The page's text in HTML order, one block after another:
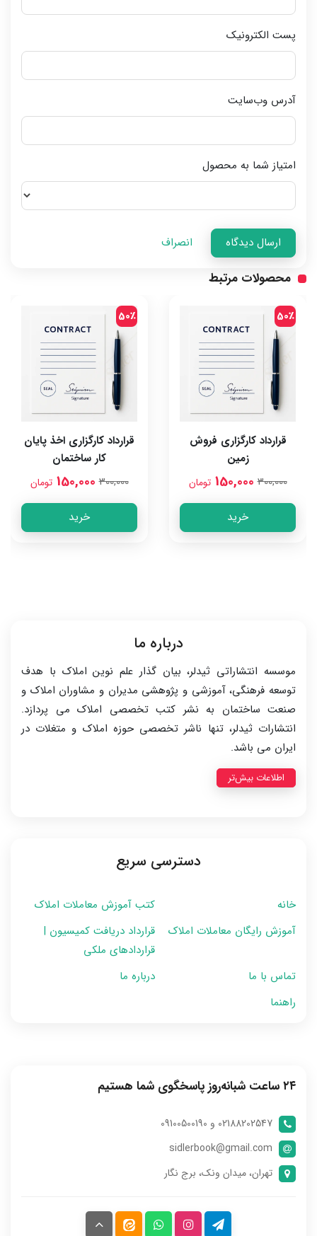
پست الکترونیک
آدرس وب‌سایت
امتیاز شما به محصول
ارسال دیدگاه انصراف
محصولات مرتبط
50٪
قرارداد کارگزاری فروش
زمین
300,000
150,000 تومان
خرید
50٪
قرارداد کارگزاری اخذ پایان
کار ساختمان
300,000
150,000 تومان
خرید
درباره ما
موسسه انتشاراتی ثیدلر، بیان گذار علم نوین املاک با هدف
توسعه فرهنگی، آموزشی و پژوهشی مدیران و مشاوران املاک و
صنعت ساختمان به نشر کتب تخصصی املاک می پردازد.
انتشارات ثیدلر، تنها ناشر تخصصی حوزه املاک و متغلات در
ایران می باشد.
اطلاعات بیش‌تر
دسترسی سریع
خانه
کتب آموزش معاملات املاک
آموزش رایگان معاملات املاک
قرارداد دریافت کمیسیون |
قراردادهای ملکی
تماس با ما
درباره ما
راهنما
۲۴ ساعت شبانه‌روز پاسخگوی شما هستیم
02188202547 و 09100500190
sidlerbook@gmail.com
تهران، میدان ونک، برج نگار